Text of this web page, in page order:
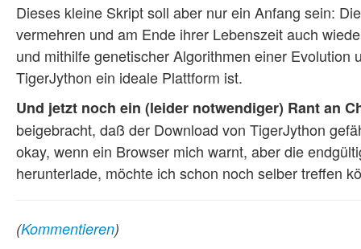
Dieses kleine Skript soll aber nur ein Anfang sein:
vermehren und am Ende ihrer Lebenszeit auch
und mithilfe genetischer Algorithmen einer
TigerJython ein ideale Plattform ist.
Und jetzt noch ein (leider notwendiger) Rant an
beigebracht, daß der Download von TigerJython
okay, wenn ein Browser mich warnt, aber die
herunterlade, möchte ich schon noch selber treffen
(Kommentieren)